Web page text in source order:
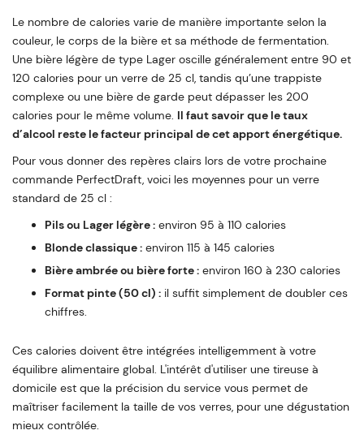
Le nombre de calories varie de manière importante selon la
couleur, le corps de la bière et sa méthode de fermentation.
Une bière légère de type Lager oscille généralement entre 90 et
120 calories pour un verre de 25 cl, tandis qu’une trappiste
complexe ou une bière de garde peut dépasser les 200
calories pour le même volume. Il faut savoir que le taux
d’alcool reste le facteur principal de cet apport énergétique.
Pour vous donner des repères clairs lors de votre prochaine
commande PerfectDraft, voici les moyennes pour un verre
standard de 25 cl :
Pils ou Lager légère : environ 95 à 110 calories
Blonde classique : environ 115 à 145 calories
Bière ambrée ou bière forte : environ 160 à 230 calories
Format pinte (50 cl) : il suffit simplement de doubler ces
chiffres.
Ces calories doivent être intégrées intelligemment à votre
équilibre alimentaire global. L'intérêt d'utiliser une tireuse à
domicile est que la précision du service vous permet de
maîtriser facilement la taille de vos verres, pour une dégustation
mieux contrôlée.